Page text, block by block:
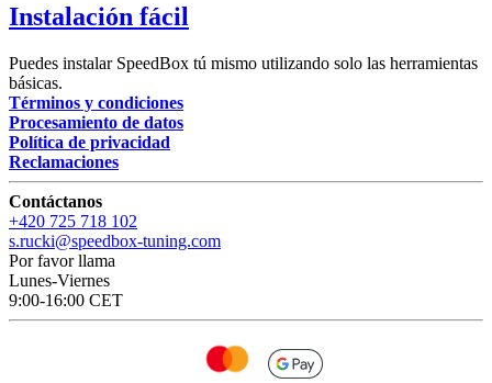
Instalación fácil
Puedes instalar SpeedBox tú mismo utilizando solo las herramientas
básicas.
Términos y condiciones
Procesamiento de datos
Política de privacidad
Reclamaciones
Contáctanos
+420 725 718 102
s.rucki@speedbox-tuning.com
Por favor llama
Lunes-Viernes
9:00-16:00 CET